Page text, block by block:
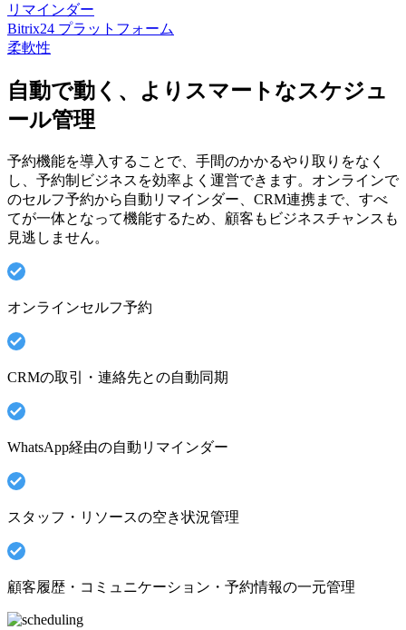
リマインダー
Bitrix24 プラットフォーム
柔軟性
自動で動く、よりスマートなスケジュ
ール管理
予約機能を導入することで、手間のかかるやり取りをなく
し、予約制ビジネスを効率よく運営できます。オンラインで
のセルフ予約から自動リマインダー、CRM連携まで、すべ
てが一体となって機能するため、顧客もビジネスチャンスも
見逃しません。
オンラインセルフ予約
CRMの取引・連絡先との自動同期
WhatsApp経由の自動リマインダー
スタッフ・リソースの空き状況管理
顧客履歴・コミュニケーション・予約情報の一元管理